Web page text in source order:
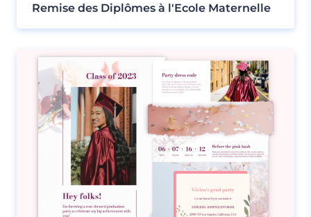
Remise des Diplômes à l'Ecole Maternelle